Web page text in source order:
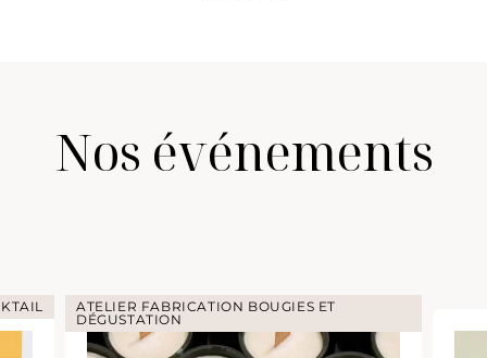
Nos événements
ATELIER DÉGUSTATION